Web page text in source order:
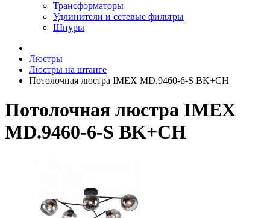
Трансформаторы
Удлинители и сетевые фильтры
Шнуры
Люстры
Люстры на штанге
Потолочная люстра IMEX MD.9460-6-S BK+CH
Потолочная люстра IMEX
MD.9460-6-S BK+CH